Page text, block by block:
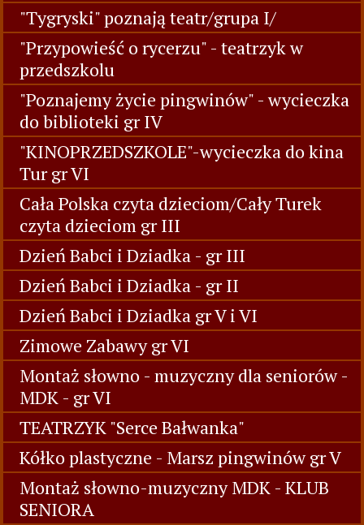
"Tygryski" poznają teatr/grupa I/
"Przypowieść o rycerzu" - teatrzyk w
przedszkolu
"Poznajemy życie pingwinów" - wycieczka
do biblioteki gr IV
"KINOPRZEDSZKOLE"-wycieczka do kina
Tur gr VI
Cała Polska czyta dzieciom/Cały Turek
czyta dzieciom gr III
Dzień Babci i Dziadka - gr III
Dzień Babci i Dziadka - gr II
Dzień Babci i Dziadka gr V i VI
Zimowe Zabawy gr VI
Montaż słowno - muzyczny dla seniorów -
MDK - gr VI
TEATRZYK "Serce Bałwanka"
Kółko plastyczne - Marsz pingwinów gr V
Montaż słowno-muzyczny MDK - KLUB
SENIORA